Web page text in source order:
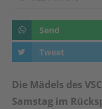
Send
Tweet
Die Mädels des
Samstag im